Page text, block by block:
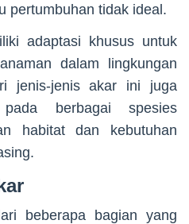
pertumbuhan tidak ideal.
adaptasi khusus untuk
dalam lingkungan
jenis-jenis akar ini juga
berbagai spesies
habitat dan kebutuhan
beberapa bagian yang